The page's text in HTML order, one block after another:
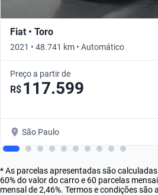
Fiat • Toro
2021 • 48.741 km • Automático
Preço a partir de
R$ 117.599
São Paulo
* As parcelas apresentadas são
60% do valor do carro e 60 parcelas
mensal de 2,46%. Termos e condições são